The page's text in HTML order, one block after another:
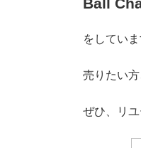
Ball
をしていま
売りたい方
ぜひ、リ